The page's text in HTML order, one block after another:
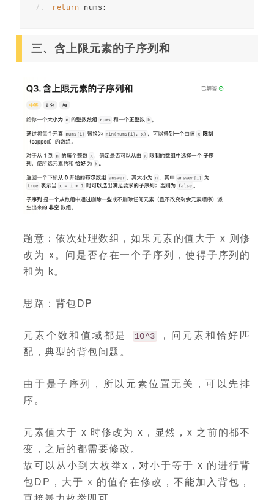
return
nums ;
三、含上限元素的子序列和
题意：依次处理数组，如果元素的值大于 x 则修
改为 x。问是否存在一个子序列，使得子序列的
和为 k。
思路：背包DP
元素个数和值域都是 10^3
，问元素和恰好匹
配，典型的背包问题。
由于是子序列，所以元素位置无关，可以先排
序。
元素值大于 x 时修改为 x，显然，x 之前的都不
变，之后的都需要修改。
故可以从小到大枚举x，对小于等于 x 的进行背
包DP，大于 x 的值存在修改，不能加入背包，